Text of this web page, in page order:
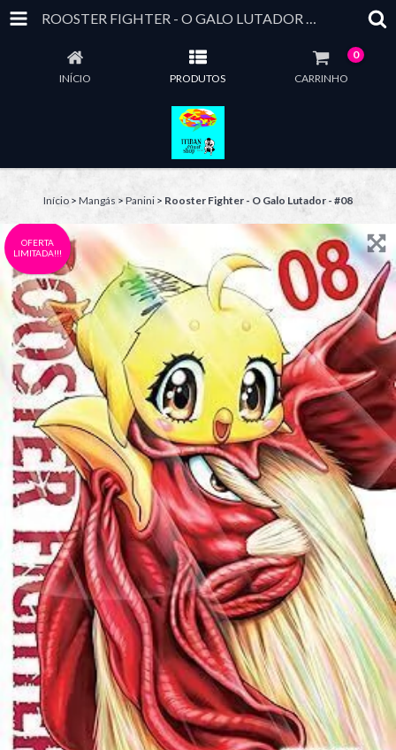
ROOSTER FIGHTER - O GALO LUTADOR - #08
INÍCIO PRODUTOS CARRINHO
0
Início > Mangás > Panini > Rooster Fighter - O Galo Lutador - #08
OFERTA
LIMITADA!!!